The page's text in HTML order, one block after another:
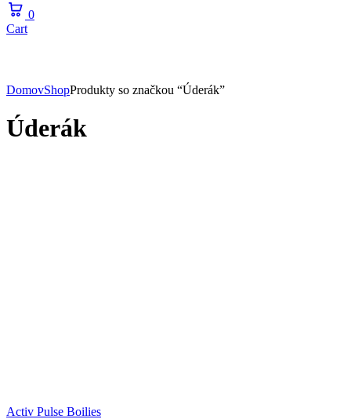
0
Cart
DomovShopProdukty so značkou “Úderák”
Úderák
Activ Pulse Boilies